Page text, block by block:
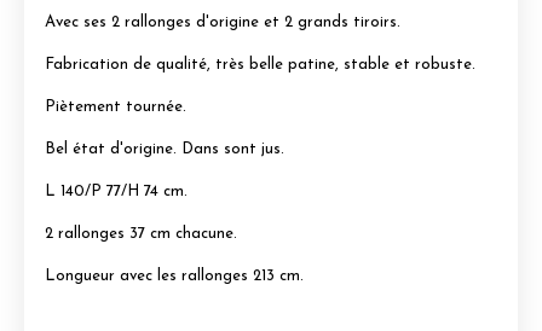
Avec ses 2 rallonges d'origine et 2 grands tiroirs.
Fabrication de qualité, très belle patine, stable et robuste.
Piètement tournée.
Bel état d'origine. Dans sont jus.
L 140/P 77/H 74 cm.
2 rallonges 37 cm chacune.
Longueur avec les rallonges 213 cm.